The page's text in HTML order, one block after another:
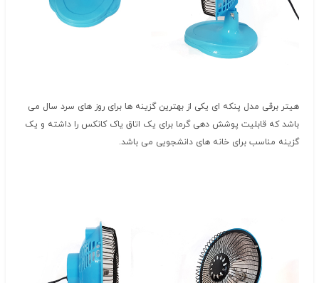
هیتر برقی مدل پنکه ای یکی از بهترین گزینه ها برای روز های سرد سال می
باشد که قابلیت پوشش دهی گرما برای یک اتاق یاک کانکس را داشته و یک
گزینه مناسب برای خانه های دانشجویی می باشد.